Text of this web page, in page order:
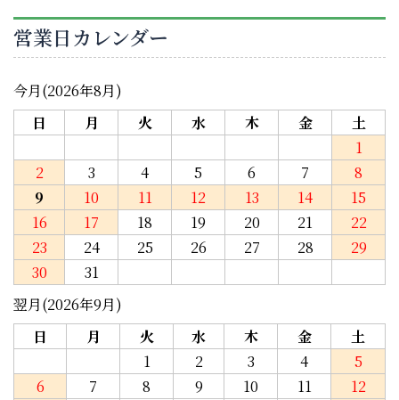
営業日カレンダー
今月(2026年8月)
日
月 火 水 木 金
土
1
2
3 4 5 6 7
8
9
10 11 12 13 14
15
16
17 18 19 20 21
22
23
24 25 26 27 28
29
30
31
翌月(2026年9月)
日
月 火 水 木 金
土
1
2 3 4
5
6
7 8 9 10 11
12